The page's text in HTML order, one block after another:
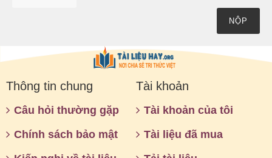
NỘP
Thông tin chung
Câu hỏi thường gặp
Chính sách bảo mật
Tài khoản
Tài khoản của tôi
Tài liệu đã mua